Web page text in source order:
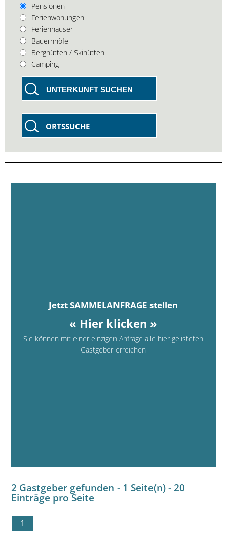
Pensionen
Ferienwohungen
Ferienhäuser
Bauernhöfe
Berghütten / Skihütten
Camping
UNTERKUNFT SUCHEN
ORTSSUCHE
Jetzt SAMMELANFRAGE stellen
« Hier klicken »
Sie können mit einer einzigen Anfrage alle hier gelisteten
Gastgeber erreichen
2 Gastgeber gefunden - 1 Seite(n) - 20
Einträge pro Seite
1